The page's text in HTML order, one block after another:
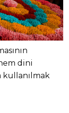
dini